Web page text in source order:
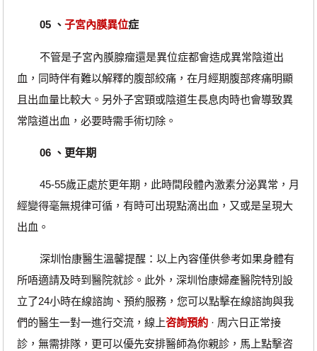
05 、 子宮內膜異位症
不管是子宮內膜腺瘤還是異位症都會造成異常陰道出
血，同時伴有難以解釋的腹部絞痛，在月經期腹部疼痛明顯
且出血量比較大。另外子宮頸或陰道生長息肉時也會導致異
常陰道出血，必要時需手術切除。
06 、更年期
45-55歲正處於更年期，此時間段體內激素分泌異常，月
經變得毫無規律可循，有時可出現點滴出血，又或是呈現大
出血。
深圳怡康醫生溫馨提醒：以上內容僅供參考如果身體有
所唔適請及時到醫院就診。此外，深圳怡康婦產醫院特別設
立了24小時在線諮詢、預約服務，您可以點擊在線諮詢與我
們的醫生一對一進行交流，線上咨詢預約· ‎周六日正常接
診，無需排隊，更可以優先安排醫師為你親診，馬上點擊咨